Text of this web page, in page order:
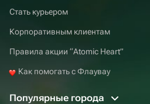
Стать курьером
Корпоративным клиентам
Правила акции “Atomic Heart”
Как помогать с Флаувау
Популярные города